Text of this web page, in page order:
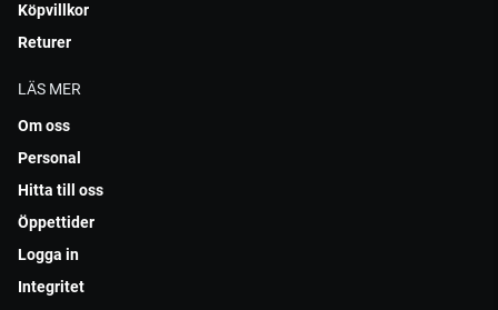
Köpvillkor
Returer
LÄS MER
Om oss
Personal
Hitta till oss
Öppettider
Logga in
Integritet